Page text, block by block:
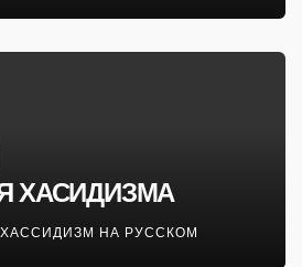
ХАСИДИЗМА
ХАССИДИЗМ НА РУССКОМ